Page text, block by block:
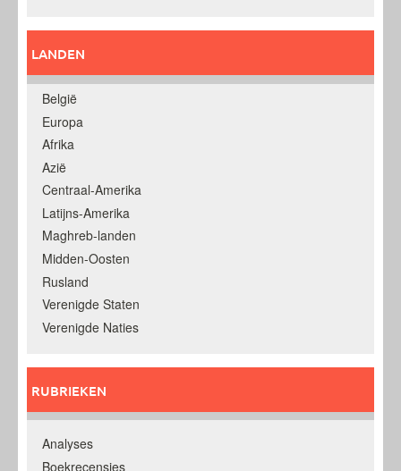
LANDEN
België
Europa
Afrika
Azië
Centraal-Amerika
Latijns-Amerika
Maghreb-landen
Midden-Oosten
Rusland
Verenigde Staten
Verenigde Naties
RUBRIEKEN
Analyses
Boekrecensies